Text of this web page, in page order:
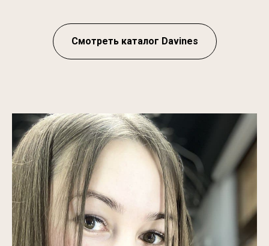
Смотреть каталог Davines